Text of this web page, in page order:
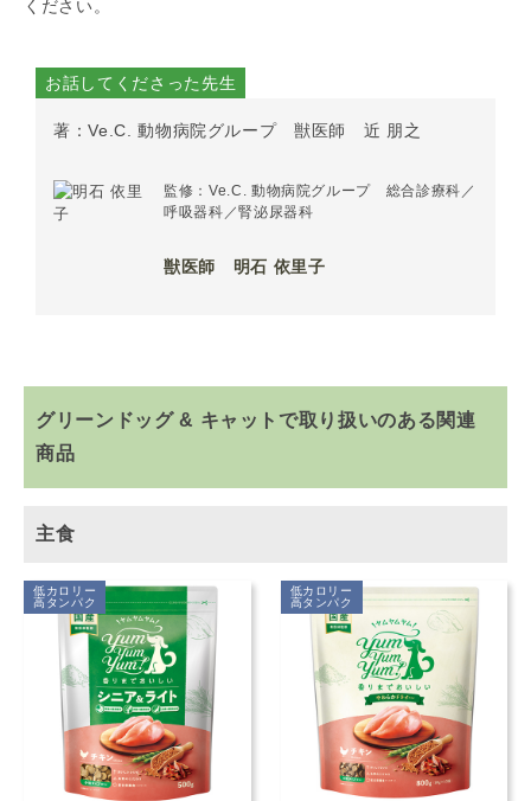
ください。
お話してくださった先生
著：Ve.C. 動物病院グループ 獣医師 近 朋之
監修：Ve.C. 動物病院グループ 総合診療科／
呼吸器科／腎泌尿器科
獣医師 明石 依里子
グリーンドッグ & キャットで取り扱いのある関連
商品
主食
低カロリー
高タンパク
低カロリー
高タンパク